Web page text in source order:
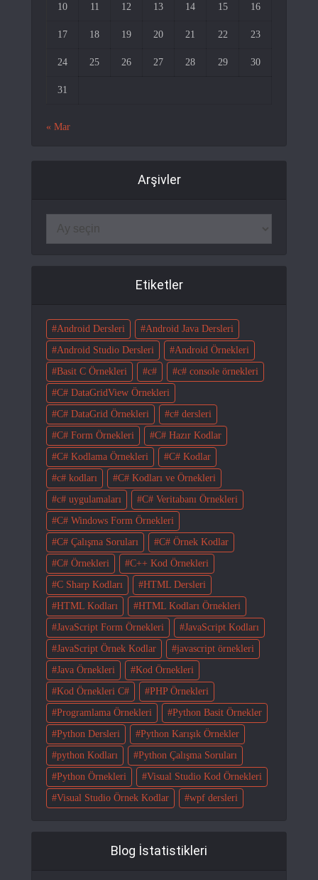
10 11 12 13 14 15 16
17 18 19 20 21 22 23
24 25 26 27 28 29 30
31
« Mar
Arşivler
Etiketler
Android Dersleri
Android Java Dersleri
Android Studio Dersleri
Android Örnekleri
Basit C Örnekleri
c#
c# console örnekleri
C# DataGridView Örnekleri
C# DataGrid Örnekleri
c# dersleri
C# Form Örnekleri
C# Hazır Kodlar
C# Kodlama Örnekleri
C# Kodlar
c# kodları
C# Kodları ve Örnekleri
c# uygulamaları
C# Veritabanı Örnekleri
C# Windows Form Örnekleri
C# Çalışma Soruları
C# Örnek Kodlar
C# Örnekleri
C++ Kod Örnekleri
C Sharp Kodları
HTML Dersleri
HTML Kodları
HTML Kodları Örnekleri
JavaScript Form Örnekleri
JavaScript Kodları
JavaScript Örnek Kodlar
javascript örnekleri
Java Örnekleri
Kod Örnekleri
Kod Örnekleri C#
PHP Örnekleri
Programlama Örnekleri
Python Basit Örnekler
Python Dersleri
Python Karışık Örnekler
python Kodları
Python Çalışma Soruları
Python Örnekleri
Visual Studio Kod Örnekleri
Visual Studio Örnek Kodlar
wpf dersleri
Blog İstatistikleri